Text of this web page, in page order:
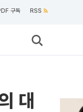
구독 RSS
대